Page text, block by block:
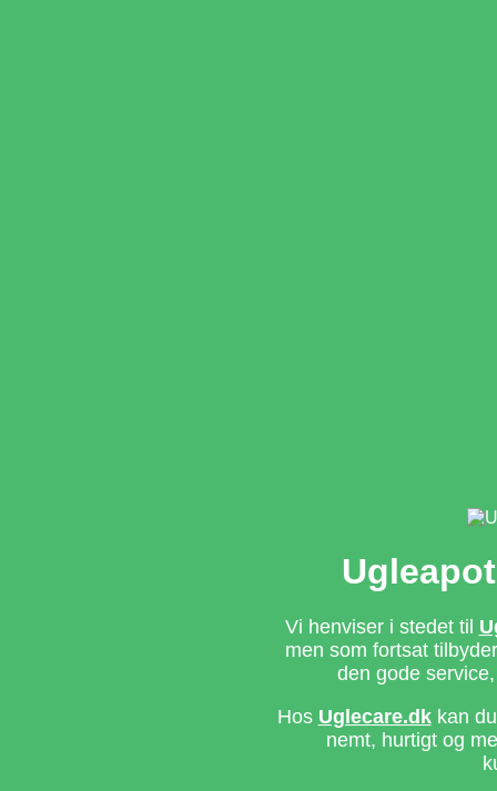
Vi henviser i stedet til
men som fortsat
den gode
Hos Uglecare.dkkan du
nemt, hurtigt og